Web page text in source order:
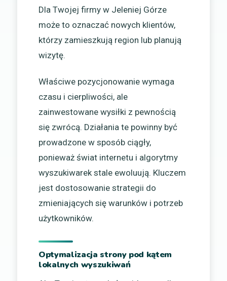
Dla Twojej firmy w Jeleniej Górze
może to oznaczać nowych klientów,
którzy zamieszkują region lub planują
wizytę.
Właściwe pozycjonowanie wymaga
czasu i cierpliwości, ale
zainwestowane wysiłki z pewnością
się zwrócą. Działania te powinny być
prowadzone w sposób ciągły,
ponieważ świat internetu i algorytmy
wyszukiwarek stale ewoluują. Kluczem
jest dostosowanie strategii do
zmieniających się warunków i potrzeb
użytkowników.
Optymalizacja strony pod kątem
lokalnych wyszukiwań